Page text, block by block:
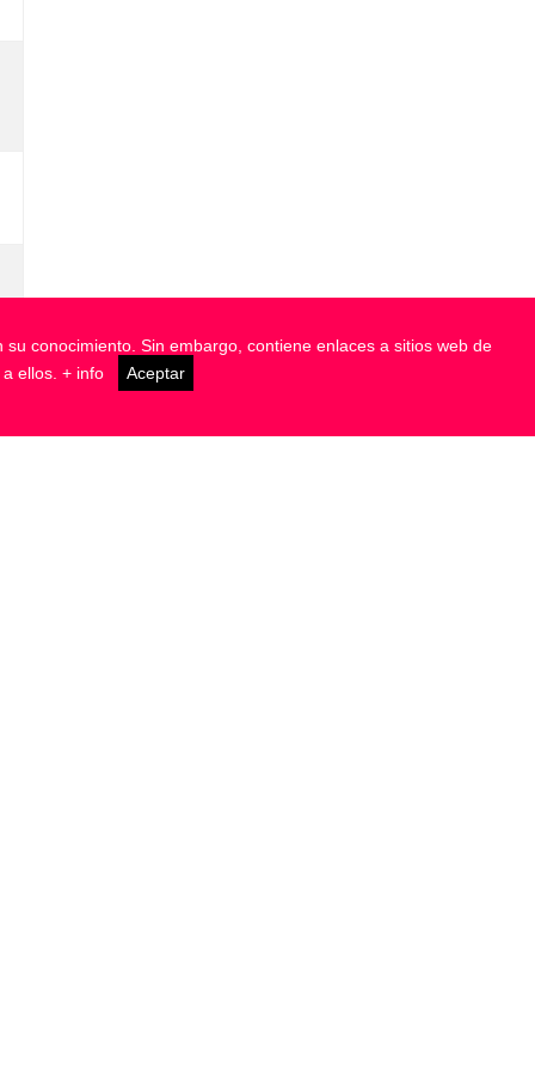
conocimiento. Sin embargo, contiene enlaces a sitios web de
ellos. + info Aceptar